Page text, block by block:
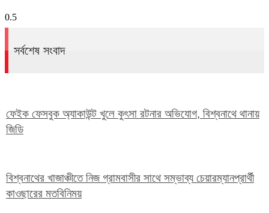
সর্বশেষ সংবাদ
ফেইক ফেসবুক অ্যাকাউন্ট খুলে কুৎসা রটনার অভিযোগ, বিশ্বনাথে থানায়
জিডি
বিশ্বনাথের খাজাঞ্চীতে নিজ গ্রামবাসীর সাথে সম্ভাব্য চেয়ারম্যানপ্রার্থী
কাওছারের মতবিনিময়